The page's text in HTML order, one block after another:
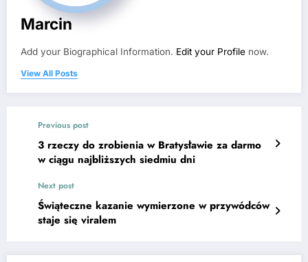
Marcin
Add your Biographical Information. Edit your Profile now.
View All Posts
Previous post
3 rzeczy do zrobienia w Bratysławie za darmo
w ciągu najbliższych siedmiu dni
Next post
Świąteczne kazanie wymierzone w przywódców
staje się viralem